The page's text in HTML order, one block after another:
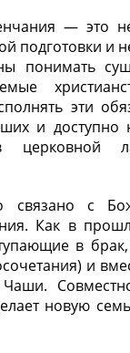
― это
подготовки
понимать
эти
и доступно
церковной
связано с
Как в
в
и
новую